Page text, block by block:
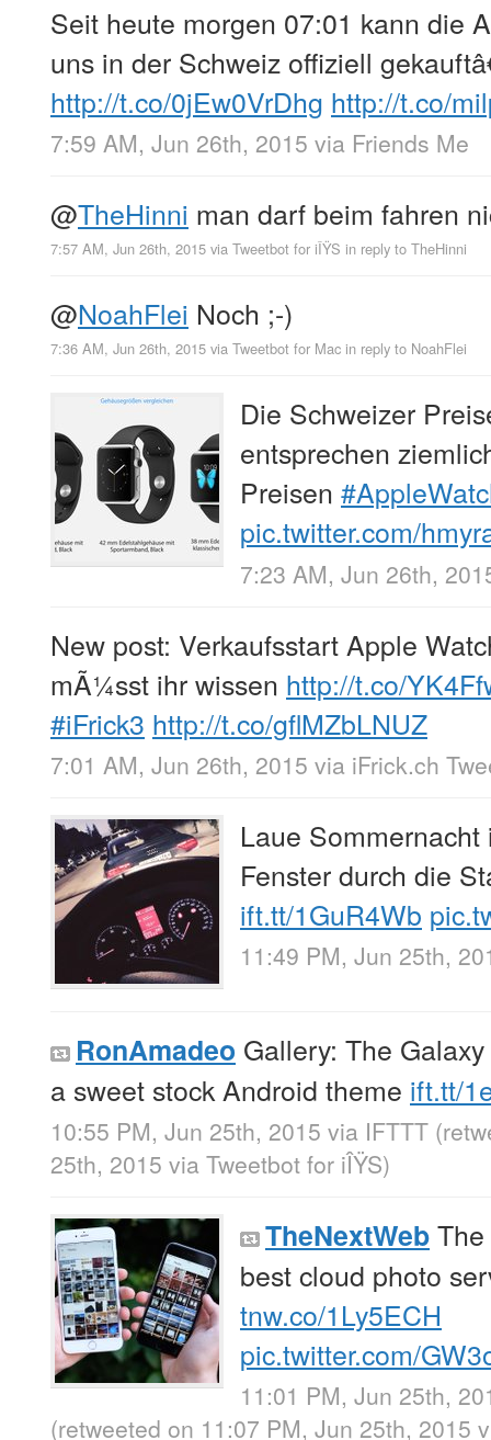
Seit heute morgen 07:01 kann die
uns in der Schweiz offiziell
http://t.co/0jEw0VrDhg http://t.co/
7:59 AM, Jun 26th, 2015 via Friends Me
@TheHinni man darf beim fahren
7:57 AM, Jun 26th, 2015 via Tweetbot for iÎŸS in reply to TheHinni
@NoahFlei Noch ;-)
7:36 AM, Jun 26th, 2015 via Tweetbot for Mac in reply to NoahFlei
Die Schweizer
entsprechen
Preisen
pic.twitter.com/
7:23 AM, Jun 26th,
New post: Verkaufsstart Apple
mÃ¼sst ihr wissen http://t.co/
#iFrick3 http://t.co/gflMZbLNUZ
7:01 AM, Jun 26th, 2015 via iFrick.ch
Laue
Fenster durch die
ift.tt/1GuR4Wb
11:49 PM, Jun 25th,
RonAmadeo Gallery: The
a sweet stock Android theme ift.tt/
10:55 PM, Jun 25th, 2015 via IFTTT
25th, 2015 via Tweetbot for iÎŸS)
TheNextWeb
best cloud photo
tnw.co/1Ly5ECH
pic.twitter.com/
11:01 PM, Jun 25th,
(retweeted on 11:07 PM, Jun 25th, 2015